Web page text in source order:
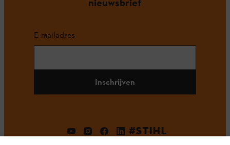
nieuwsbrief
E-mailadres
Inschrijven
#STIHL